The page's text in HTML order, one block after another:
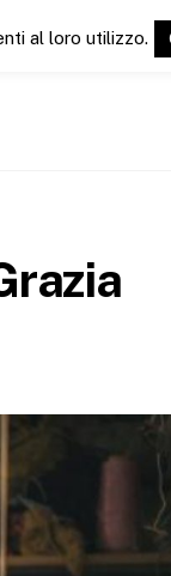
al loro utilizzo.